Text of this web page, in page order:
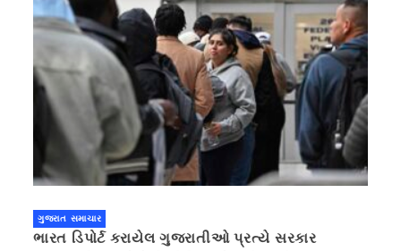
ગુજરાત સમાચાર
ભારત ડિપોર્ટ કરાયેલ ગુજરાતીઓ પ્રત્યે સરકાર